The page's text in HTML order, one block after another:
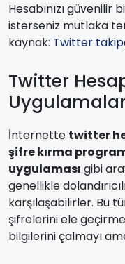
Hesabınızı
isterseniz mutlaka
kaynak: Twitter
Twitter
İnternette twitter
şifre kırma
uygulaması gibi
genellikle
karşılaşabilirler. Bu
şifrelerini ele
bilgilerini çalmayı